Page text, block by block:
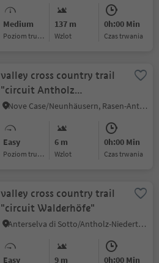
Medium
Poziom trudności
137 m
Wzlot
0h:00 Min
czas trwania
valley cross country trail
"circuit Antholz
Niedertal"
Nove Case/Neunhäusern, Rasen-Antholz/Rasun Anterselva, Dolomites Region Kronplatz/Plan de Corones
Easy
Poziom trudności
6 m
Wzlot
0h:00 Min
czas trwania
valley cross country trail
"circuit Walderhöfe"
Anterselva di Sotto/Antholz-Niedertal, Rasen-Antholz/Rasun Anterselva, Dolomites Region Kronplatz/Plan de Corones
Easy 9 m 0h:00 Min